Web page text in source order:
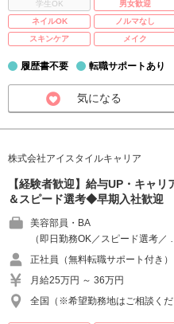
学生OK 男女歓迎
ネイルOK
ノルマなし
スキンケア
メイク
履歴書不要 転職サポートあり
気になる
株式会社アイスタイルキャリア
【経験者歓迎】給与UP・キャ
＆スピード選考◆早期入社歓迎
美容部員・BA
（即日勤務OK／スピード選考／
正社員（無料転職サポート付き）
月給25万円 ～ 36万円
全国（※希望勤務地はご相談くだ